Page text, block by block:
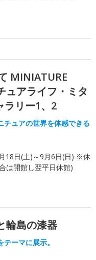
MINIATURE
ュアライフ・ミタ
ラリー1、2
チュアの世界を体感できる
18日(土)～9月6日(日) ※休
は開館し翌平日休館)
輪島の漆器
ーマに展示。